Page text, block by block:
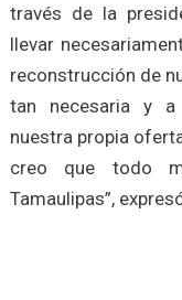
través de la
llevar
reconstrucción de
tan necesaria y a
nuestra propia
creo que todo
Tamaulipas”,